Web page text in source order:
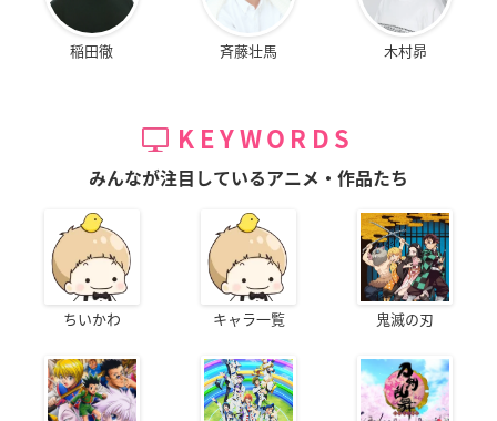
稲田徹 斉藤壮馬 木村昴
KEYWORDS
みんなが注目しているアニメ・作品たち
ちいかわ キャラ一覧 鬼滅の刃